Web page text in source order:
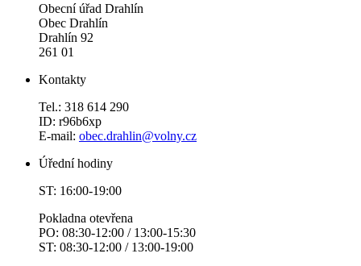
Obecní úřad Drahlín
Obec Drahlín
Drahlín 92
261 01
Kontakty
Tel.: 318 614 290
ID: r96b6xp
E-mail: obec.drahlin@volny.cz
Úřední hodiny
ST: 16:00-19:00
Pokladna otevřena
PO: 08:30-12:00 / 13:00-15:30
ST: 08:30-12:00 / 13:00-19:00